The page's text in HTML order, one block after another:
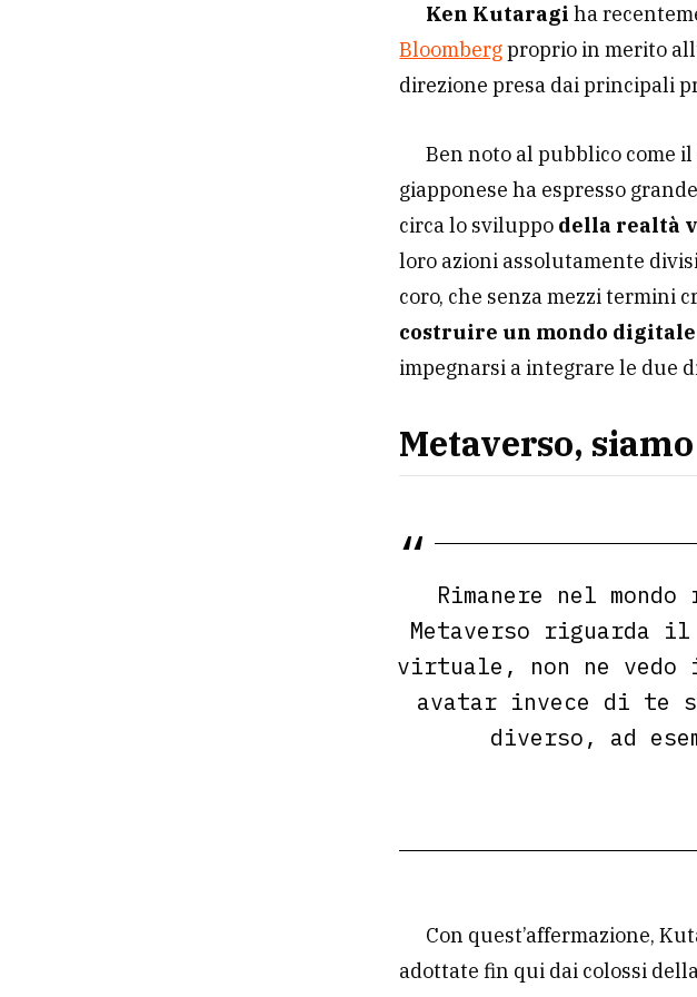
Ken Kutaragi ha
Bloombergproprio in merito
direzione presa dai principali
Ben noto al pubblico come
giapponese ha espresso
circa lo sviluppo della realtà
loro azioni assolutamente
coro, che senza mezzi termini
costruire un mondo
impegnarsi a integrare le due
Metaverso,
Rimanere nel
Metaverso riguarda
virtuale, non ne
avatar invece di te
diverso, ad
Con quest’affermazione,
adottate fin qui dai colossi